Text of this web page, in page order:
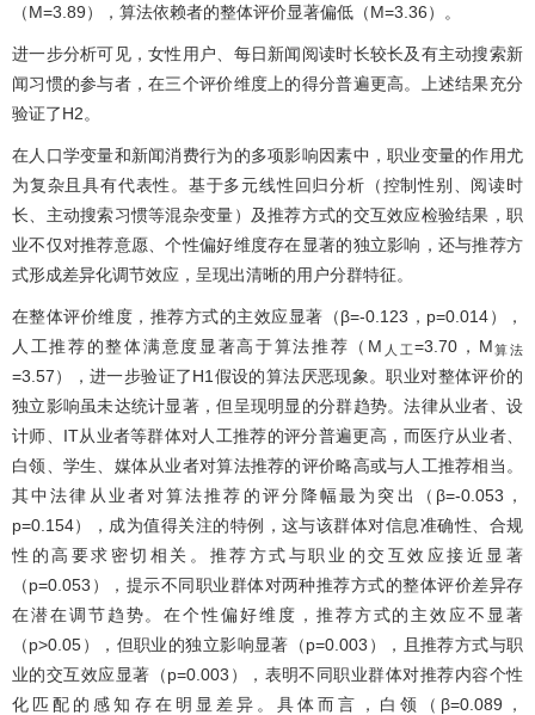
（M=3.89），算法依赖者的整体评价显著偏低（M=3.36）。
进一步分析可见，女性用户、每日新闻阅读时长较长及有主动搜索新
闻习惯的参与者，在三个评价维度上的得分普遍更高。上述结果充分
验证了H2。
在人口学变量和新闻消费行为的多项影响因素中，职业变量的作用尤
为复杂且具有代表性。基于多元线性回归分析（控制性别、阅读时
长、主动搜索习惯等混杂变量）及推荐方式的交互效应检验结果，职
业不仅对推荐意愿、个性偏好维度存在显著的独立影响，还与推荐方
式形成差异化调节效应，呈现出清晰的用户分群特征。
在整体评价维度，推荐方式的主效应显著（β=-0.123，p=0.014），
人工推荐的整体满意度显著高于算法推荐（M 人工=3.70，M算法
=3.57），进一步验证了H1假设的算法厌恶现象。职业对整体评价的
独立影响虽未达统计显著，但呈现明显的分群趋势。法律从业者、设
计师、IT从业者等群体对人工推荐的评分普遍更高，而医疗从业者、
白领、学生、媒体从业者对算法推荐的评价略高或与人工推荐相当。
其中法律从业者对算法推荐的评分降幅最为突出（β=-0.053，
p=0.154），成为值得关注的特例，这与该群体对信息准确性、合规
性的高要求密切相关。推荐方式与职业的交互效应接近显著
（p=0.053），提示不同职业群体对两种推荐方式的整体评价差异存
在潜在调节趋势。在个性偏好维度，推荐方式的主效应不显著
（p>0.05），但职业的独立影响显著（p=0.003），且推荐方式与职
业的交互效应显著（p=0.003），表明不同职业群体对推荐内容个性
化匹配的感知存在明显差异。具体而言，白领（β=0.089，